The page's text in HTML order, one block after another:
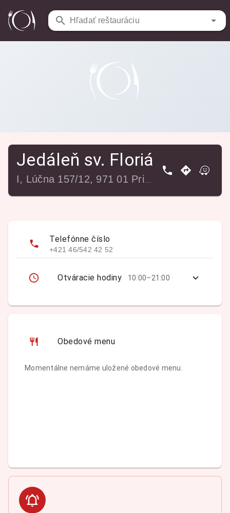
Hľadať reštauráciu
Reštaurácie / Jedáleň sv. Florián
Jedáleň sv. Florián
Telefónne číslo
+421 46/542 42 52
Otváracie hodiny 10:00–21:00
Obedové menu
Momentálne nemáme uložené obedové menu.